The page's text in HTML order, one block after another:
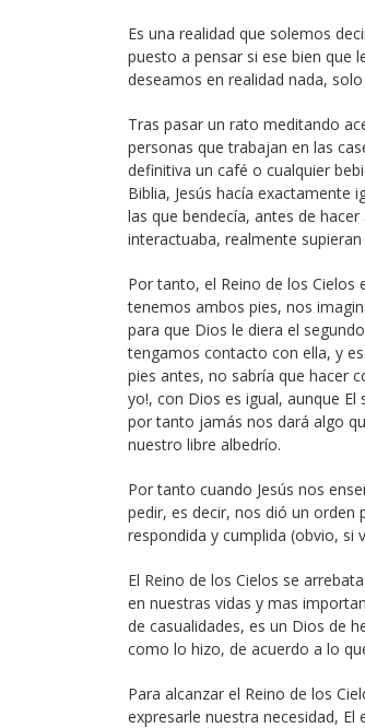
Es una realidad que solemos
puesto a pensar si ese bien que
deseamos en realidad nada,
Tras pasar un rato meditando
personas que trabajan en las
definitiva un café o cualquier
Biblia, Jesús hacía exactamente
las que bendecía, antes de
interactuaba, realmente
Por tanto, el Reino de los
tenemos ambos pies, nos
para que Dios le diera el
tengamos contacto con ella, y
pies antes, no sabría que hacer
yo!, con Dios es igual, aunque
por tanto jamás nos dará algo
nuestro libre albedrío.
Por tanto cuando Jesús nos
pedir, es decir, nos dió un orden
respondida y cumplida (obvio, si
El Reino de los Cielos se
en nuestras vidas y mas
de casualidades, es un Dios de
como lo hizo, de acuerdo a lo
Para alcanzar el Reino de los
expresarle nuestra necesidad,